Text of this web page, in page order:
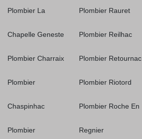
Plombier La
Chapelle Geneste
Plombier Charraix
Plombier
Chaspinhac
Plombier
Plombier Rauret
Plombier Reilhac
Plombier Retournac
Plombier Riotord
Plombier Roche En
Regnier